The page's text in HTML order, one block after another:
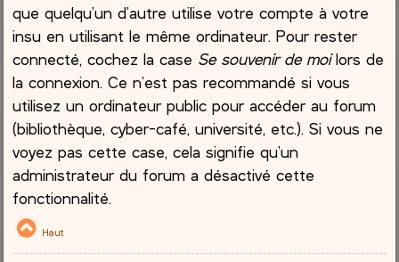
que quelqu’un d’autre utilise votre compte à votre
insu en utilisant le même ordinateur. Pour rester
connecté, cochez la case Se souvenir de moilors de
la connexion. Ce n’est pas recommandé si vous
utilisez un ordinateur public pour accéder au forum
(bibliothèque, cyber-café, université, etc.). Si vous ne
voyez pas cette case, cela signifie qu’un
administrateur du forum a désactivé cette
fonctionnalité.
Haut